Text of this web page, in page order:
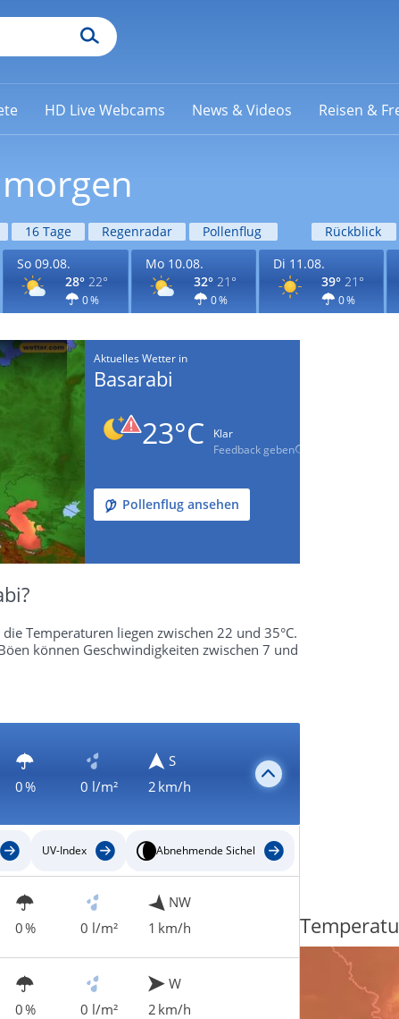
HD Live Webcams News & Videos Reisen &
16 Tage Regenradar Pollenflug
Rückblick
So 09.08.
28° 22°
0 %
Mo 10.08.
32° 21°
0 %
Di 11.08.
39° 21°
0 %
Aktuelles Wetter in
Basarabi
23°C
Klar
Feedback geben
Pollenflug ansehen
Temperaturen liegen zwischen 22 und 35°C.
können Geschwindigkeiten zwischen 7 und
0 % 0 l/m²
S
2 km/h
UV-Index Abnehmende Sichel
0 % 0 l/m²
NW
1 km/h
0 % 0 l/m²
W
2 km/h
Regenradar